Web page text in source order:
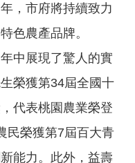
，市府將持續致力
色農產品牌。
中展現了驚人的實
榮獲第34屆全國十
代表桃園農業榮登
民榮獲第7屆百大青
能力。此外，益壽